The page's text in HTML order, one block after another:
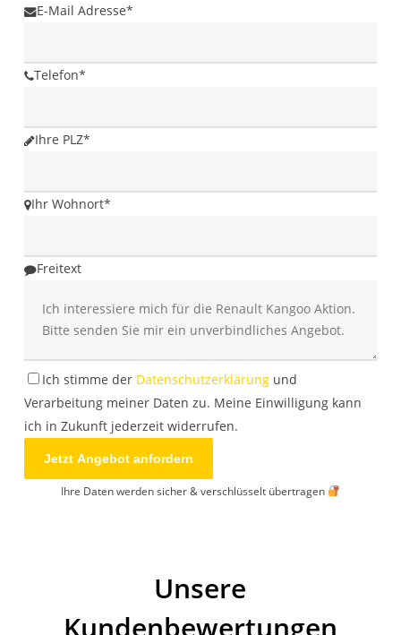
E-Mail Adresse*
Telefon*
Ihre PLZ*
Ihr Wohnort*
Company
Freitext
Ich stimme der Datenschutzerklärungund
Verarbeitung meiner Daten zu. Meine Einwilligung kann
ich in Zukunft jederzeit widerrufen.
Jetzt Angebot anfordern
Ihre Daten werden sicher & verschlüsselt übertragen
Unsere
Kundenbewertungen